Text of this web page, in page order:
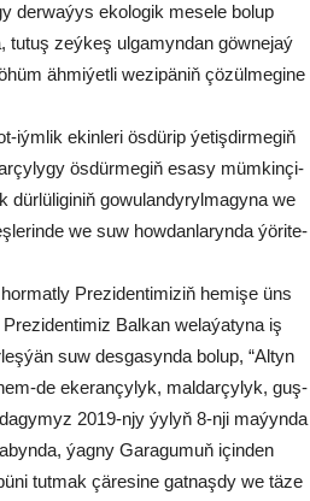
der­wa­ýys eko­lo­gik me­se­le bo­lup
tu­tuş zeý­keş ul­ga­myn­dan göw­ne­jaý
äh­mi­ýet­li we­zi­pä­niň çö­zül­me­gi­ne
iým­lik ekin­le­ri ös­dü­rip ýe­tiş­dir­me­giň
ös­dür­me­giň esa­sy müm­kin­çi­
dür­lü­li­gi­niň go­wu­lan­dy­ryl­ma­gy­na we
we suw how­dan­la­ryn­da ýö­ri­te­
Pre­zi­den­ti­mi­ziň he­mi­şe üns
Bal­kan we­la­ýa­ty­na iş
suw des­ga­syn­da bo­lup, “Al­tyn
de eke­ran­çy­lyk, mal­dar­çy­lyk, guş­
2019-njy ýy­lyň 8-nji ma­ýyn­da
ýag­ny Ga­ra­gu­muň için­den
tut­mak çä­re­si­ne gat­naş­dy we tä­ze